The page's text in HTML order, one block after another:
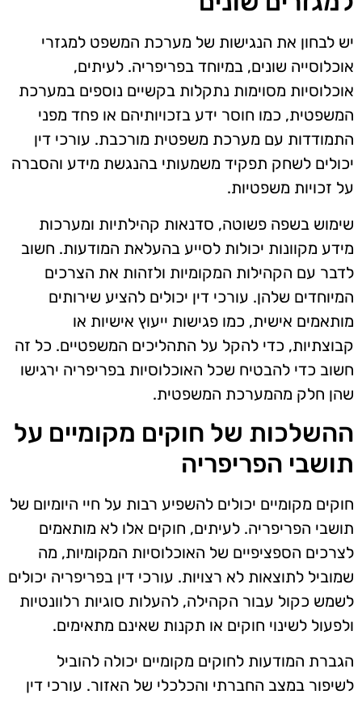
יש לבחון את הנגישות של מערכת המשפט למגזרי
אוכלוסייה שונים, במיוחד בפריפריה. לעיתים,
אוכלוסיות מסוימות נתקלות בקשיים נוספים במערכת
המשפטית, כמו חוסר ידע בזכויותיהם או פחד מפני
התמודדות עם מערכת משפטית מורכבת. עורכי דין
יכולים לשחק תפקיד משמעותי בהנגשת מידע והסברה
על זכויות משפטיות.
שימוש בשפה פשוטה, סדנאות קהילתיות ומערכות
מידע מקוונות יכולות לסייע בהעלאת המודעות. חשוב
לדבר עם הקהילות המקומיות ולזהות את הצרכים
המיוחדים שלהן. עורכי דין יכולים להציע שירותים
מותאמים אישית, כמו פגישות ייעוץ אישיות או
קבוצתיות, כדי להקל על התהליכים המשפטיים. כל זה
חשוב כדי להבטיח שכל האוכלוסיות בפריפריה ירגישו
שהן חלק מהמערכת המשפטית.
ההשלכות של חוקים מקומיים על
תושבי הפריפריה
חוקים מקומיים יכולים להשפיע רבות על חיי היומיום של
תושבי הפריפריה. לעיתים, חוקים אלו לא מותאמים
לצרכים הספציפיים של האוכלוסיות המקומיות, מה
שמוביל לתוצאות לא רצויות. עורכי דין בפריפריה יכולים
לשמש כקול עבור הקהילה, להעלות סוגיות רלוונטיות
ולפעול לשינוי חוקים או תקנות שאינם מתאימים.
הגברת המודעות לחוקים מקומיים יכולה להוביל
לשיפור במצב החברתי והכלכלי של האזור. עורכי דין